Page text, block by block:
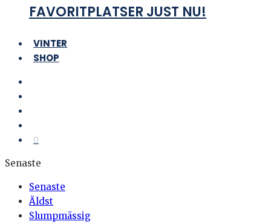
FAVORITPLATSER JUST NU!
VINTER
SHOP
0
Senaste
Senaste
Äldst
Slumpmässig